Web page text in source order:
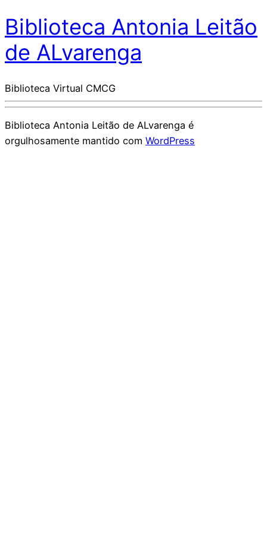
Biblioteca Antonia Leitão
de ALvarenga
Biblioteca Virtual CMCG
Biblioteca Antonia Leitão de ALvarenga é
orgulhosamente mantido com WordPress